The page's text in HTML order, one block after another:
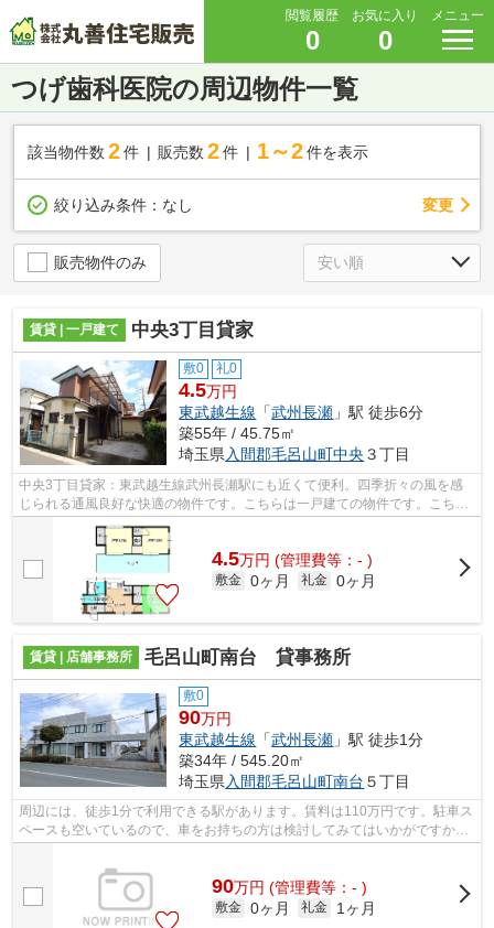
閲覧履歴
0
お気に入り
0
メニュー
つげ歯科医院の周辺物件一覧
該当物件数 2件 販売数 2 件 1～2 件を表示
絞り込み条件： なし 変更
販売物件のみ
賃貸 | 一戸建て 中央3丁目貸家
敷0 礼0
4.5万円
東武越生線 「武州長瀬 」駅 徒歩6分
築55年 / 45.75㎡
埼玉県入間郡毛呂山町中央 ３丁目
中央3丁目貸家：東武越生線武州長瀬駅にも近くて便利。四季折々の風を感
じられる通風良好な快適の物件です。こちらは一戸建ての物件です。こちら
は徒歩6分に立地する物件です。入間郡...
4.5万円 (管理費等：- )
敷金 0ヶ月 礼金 0ヶ月
賃貸 | 店舗事務所 毛呂山町南台 貸事務所
敷0
90万円
東武越生線 「武州長瀬 」駅 徒歩1分
築34年 / 545.20㎡
埼玉県入間郡毛呂山町南台 ５丁目
周辺には、徒歩1分で利用できる駅があります。賃料は110万円です。駐車ス
ペースも空いているので、車をお持ちの方は検討してみてはいかがですか。
90万円 (管理費等：- )
敷金 0ヶ月 礼金 1ヶ月